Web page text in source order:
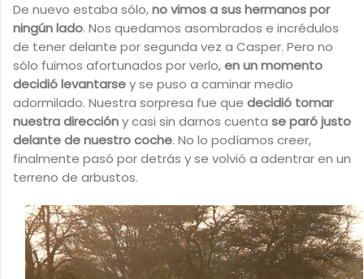
De nuevo estaba sólo,no vimos a sus hermanos por
ningún lado. Nos quedamos asombrados e incrédulos
de tener delante por segunda vez a Casper. Pero no
sólo fuimos afortunados por verlo,en un momento
decidió levantarsey se puso a caminar medio
adormilado. Nuestra sorpresa fue que decidió tomar
nuestra direccióny casi sin darnos cuenta se paró justo
delante de nuestro coche. No lo podíamos creer,
finalmente pasó por detrás y se volvió a adentrar en un
terreno de arbustos.